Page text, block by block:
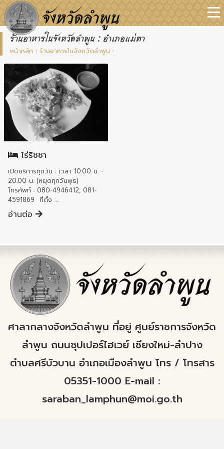
ร้านอาหารในจังหวัดลำพูน : อำเภอแม่ทา
หน้าหลัก : ร้านอาหารในจังหวัดลำพูน :
อำเภอแม่ทา
ไร่ริชชา
เปิดบริการทุกวัน : เวลา 10.00 น. -
20.00 น. (หยุดทุกวันพุธ)
โทรศัพท์ : 080-4946412, 081-
4591869 ที่ตั้ง :...
อ่านต่อ
ศาลากลางจังหวัดลำพูน ที่อยู่ ศูนย์ราชการจังหวัด
ลำพูน ถนนซุปเปอร์ไฮเวย์ เชียงใหม่-ลำปาง
ตำบลศรีบัวบาน อำเภอเมืองลำพูน โทร / โทรสาร
05351-1000 E-mail :
saraban_lamphun@moi.go.th